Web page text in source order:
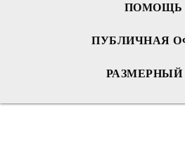
ПОМОЩЬ
ПУБЛИЧНАЯ
РАЗМЕРНЫЙ